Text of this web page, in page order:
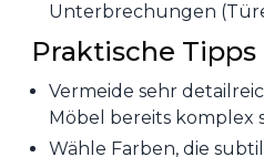
Unterbrechungen
Praktische Tipps
Vermeide sehr
Möbel bereits komplex
Wähle Farben, die